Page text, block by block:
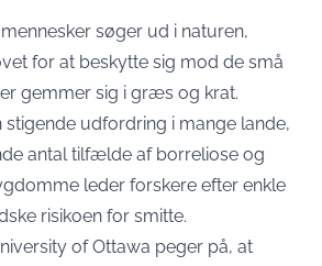
søger ud i naturen,
for at beskytte sig mod de små
gemmer sig i græs og krat.
stigende udfordring i mange lande,
antal tilfælde af borreliose og
leder forskere efter enkle
risikoen for smitte.
of Ottawa peger på, at